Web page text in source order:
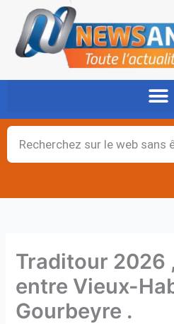
contenu
Rechercher
Traditour 2026
entre Vieux-
Gourbeyre .